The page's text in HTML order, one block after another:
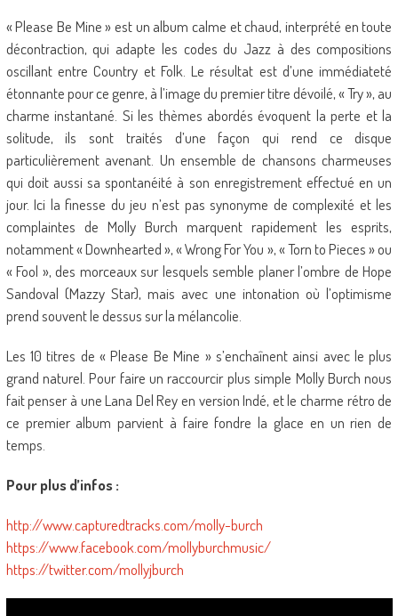
« Please Be Mine » est un album calme et chaud, interprété en toute
décontraction, qui adapte les codes du Jazz à des compositions
oscillant entre Country et Folk. Le résultat est d’une immédiateté
étonnante pour ce genre, à l’image du premier titre dévoilé, « Try », au
charme instantané. Si les thèmes abordés évoquent la perte et la
solitude, ils sont traités d’une façon qui rend ce disque
particulièrement avenant. Un ensemble de chansons charmeuses
qui doit aussi sa spontanéité à son enregistrement effectué en un
jour. Ici la finesse du jeu n’est pas synonyme de complexité et les
complaintes de Molly Burch marquent rapidement les esprits,
notamment « Downhearted », « Wrong For You », « Torn to Pieces » ou
« Fool », des morceaux sur lesquels semble planer l’ombre de Hope
Sandoval (Mazzy Star), mais avec une intonation où l’optimisme
prend souvent le dessus sur la mélancolie.
Les 10 titres de « Please Be Mine » s’enchaînent ainsi avec le plus
grand naturel. Pour faire un raccourcir plus simple Molly Burch nous
fait penser à une Lana Del Rey en version Indé, et le charme rétro de
ce premier album parvient à faire fondre la glace en un rien de
temps.
Pour plus d’infos :
http://www.capturedtracks.com/molly-burch
https://www.facebook.com/mollyburchmusic/
https://twitter.com/mollyjburch